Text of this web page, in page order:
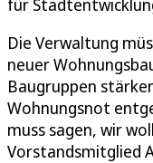
Die Verwaltung
neuer
Baugruppen
Wohnungsnot
muss sagen, wir
Vorstandsmitglied